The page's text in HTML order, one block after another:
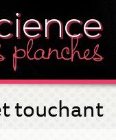
touchant